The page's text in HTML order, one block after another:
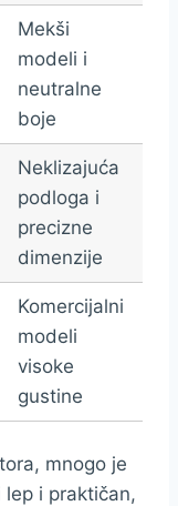
Mekši
modeli i
neutralne
boje
Neklizajuća
podloga i
precizne
dimenzije
Komercijalni
modeli
visoke
gustine
mnogo je
i praktičan,